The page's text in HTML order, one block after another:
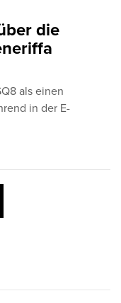
die
als einen
in der E-